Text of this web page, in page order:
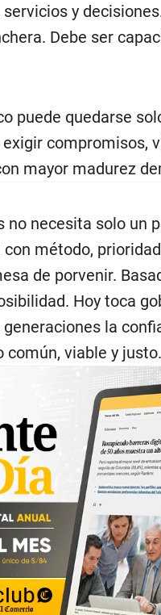
y
Debe ser
puede quedarse
exigir compromisos,
mayor madurez
no necesita solo un
método,
de porvenir.
Hoy toca
la
común, viable y justo.